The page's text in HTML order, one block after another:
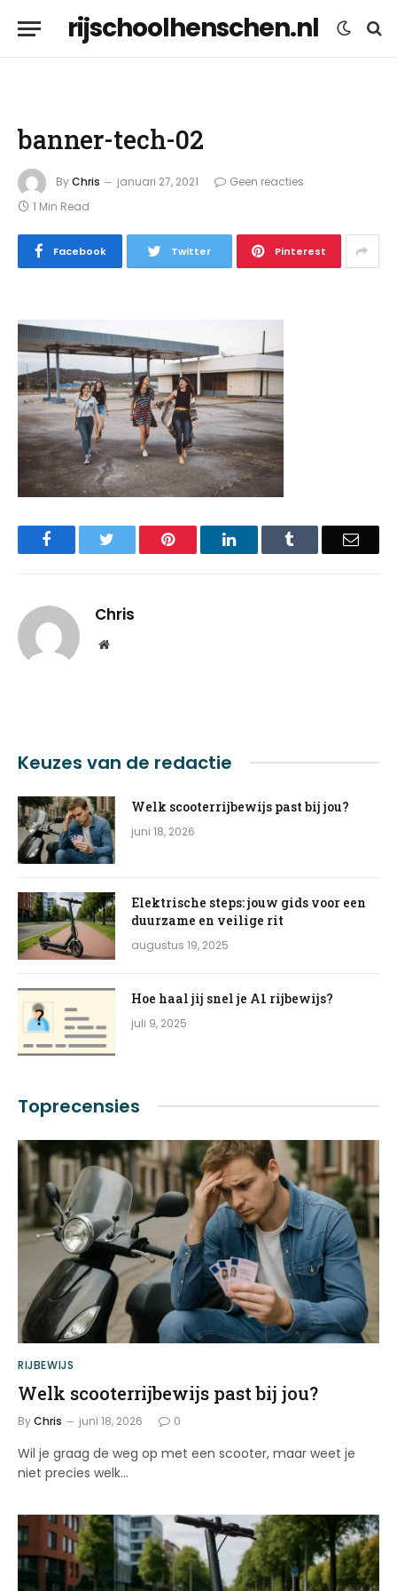
rijschoolhenschen.nl
banner-tech-02
ByChris januari 27, 2021
Geen reacties
1 Min Read
Facebook Twitter Pinterest
Facebook Pinterest LinkedIn Email
Chris
Website
Keuzes van de redactie
Welk scooterrijbewijs past bij jou?
juni 18, 2026
Elektrische steps: jouw gids voor een
duurzame en veilige rit
augustus 19, 2025
Hoe haal jij snel je A1 rijbewijs?
juli 9, 2025
Toprecensies
RIJBEWIJS
Welk scooterrijbewijs past bij jou?
ByChris juni 18, 2026 0
Wil je graag de weg op met een scooter, maar weet je
niet precies welk…